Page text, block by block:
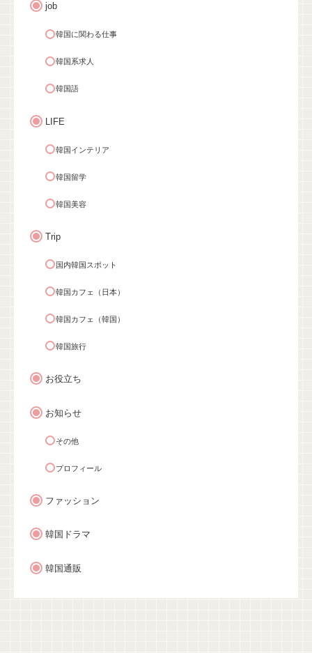
job
韓国に関わる仕事
韓国系求人
韓国語
LIFE
韓国インテリア
韓国留学
韓国美容
Trip
国内韓国スポット
韓国カフェ（日本）
韓国カフェ（韓国）
韓国旅行
お役立ち
お知らせ
その他
プロフィール
ファッション
韓国ドラマ
韓国通販